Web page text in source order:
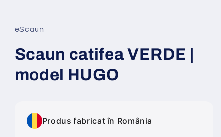
fereastră
modală
eScaun
Scaun catifea VERDE |
model HUGO
Produs fabricat în România